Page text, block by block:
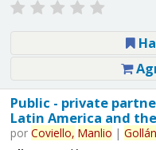
Public - private
Latin America and
por Coviello, Manlio |